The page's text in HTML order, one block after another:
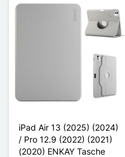
iPad Air 13 (2025) (2024)
/ Pro 12.9 (2022) (2021)
(2020) ENKAY Tasche